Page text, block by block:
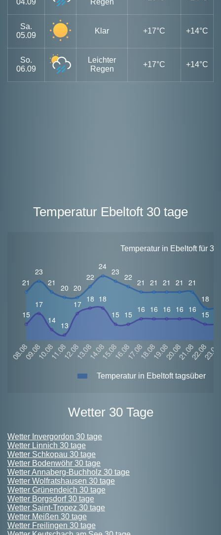
Sa.
05.09
Klar +17°C +14°C
So.
06.09
Leichter
Regen
+17°C +14°C
Temperatur Ebeltoft 30 tage
Temperatur in Ebeltoft für
Temperatur in Ebeltoft tagsüber
Wetter 30 Tage
Wetter Invergordon 30 tage
Wetter Linnich 30 tage
Wetter Schkopau 30 tage
Wetter Bodenwöhr 30 tage
Wetter Annaberg-Buchholz 30 tage
Wetter Wolfratshausen 30 tage
Wetter Grünendeich 30 tage
Wetter Borgsdorf 30 tage
Wetter Saint-Tropez 30 tage
Wetter Meißen 30 tage
Wetter Freilingen 30 tage